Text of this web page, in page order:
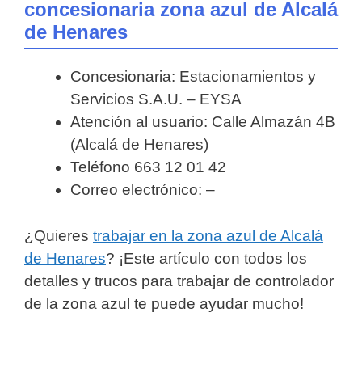
concesionaria zona azul de Alcalá
de Henares
Concesionaria: Estacionamientos y
Servicios S.A.U. – EYSA
Atención al usuario: Calle Almazán 4B
(Alcalá de Henares)
Teléfono 663 12 01 42
Correo electrónico: –
¿Quieres trabajar en la zona azul de Alcalá
de Henares? ¡Este artículo con todos los
detalles y trucos para trabajar de controlador
de la zona azul te puede ayudar mucho!